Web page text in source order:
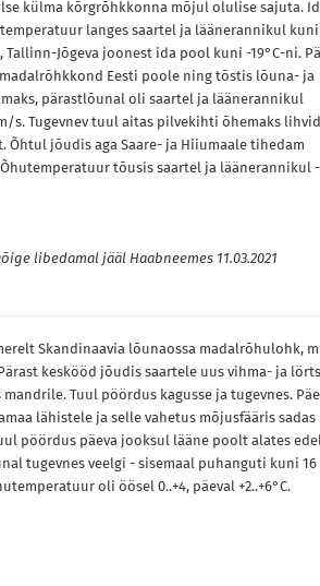
külma kõrgrõhkkonna mõjul olulise sajuta.
langes saartel ja läänerannikul kuni
Tallinn-Jõgeva joonest ida pool kuni -19°C-ni.
Eesti poole ning tõstis lõuna- ja
pärastlõunal oli saartel ja läänerannikul
s. Tugevnev tuul aitas pilvekihti õhemaks
Õhtul jõudis aga Saare- ja Hiiumaale tihedam
tõusis saartel ja läänerannikul -
libedamal jääl Haabneemes 11.03.2021
Skandinaavia lõunaossa madalrõhulohk,
keskööd jõudis saartele uus vihma- ja
Tuul pöördus kagusse ja tugevnes.
lähistele ja selle vahetus mõjusfääris sadas
pöördus päeva jooksul lääne poolt alates
tugevnes veelgi - sisemaal puhanguti kuni
oli öösel 0..+4, päeval +2..+6°C.